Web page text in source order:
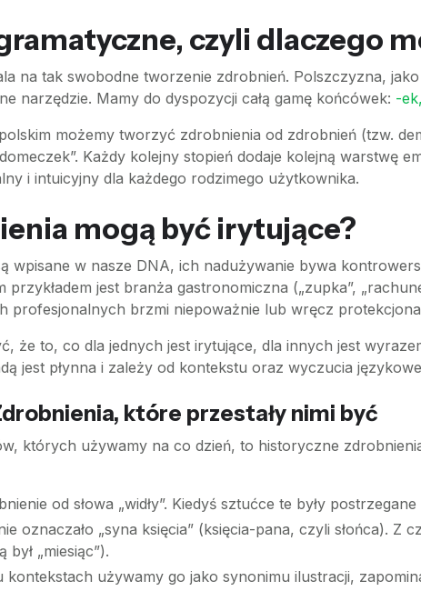
czyli dlaczego
na tak swobodne tworzenie zdrobnień. Polszczyzna,
narzędzie. Mamy do dyspozycji całą gamę końcówek: -
możemy tworzyć zdrobnienia od zdrobnień (tzw.
Każdy kolejny stopień dodaje kolejną warstwę
i intuicyjny dla każdego rodzimego użytkownika.
mogą być irytujące?
wpisane w nasze DNA, ich nadużywanie bywa
przykładem jest branża gastronomiczna („zupka”,
profesjonalnych brzmi niepoważnie lub wręcz
że to, co dla jednych jest irytujące, dla innych jest
jest płynna i zależy od kontekstu oraz wyczucia
które przestały nimi być
których używamy na co dzień, to historyczne
od słowa „widły”. Kiedyś sztućce te były
oznaczało „syna księcia” (księcia-pana, czyli słońca). Z
„miesiąc”).
kontekstach używamy go jako synonimu ilustracji,